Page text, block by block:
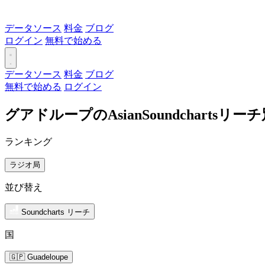
データソース 料金 ブログ
ログイン 無料で始める
データソース 料金 ブログ
無料で始める ログイン
グアドループのAsianSoundchartsリー
ランキング
ラジオ局
並び替え
Soundcharts リーチ
国
🇬🇵 Guadeloupe